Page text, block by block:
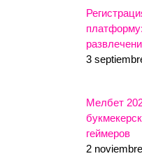
3
Мелбет
геймеров
2